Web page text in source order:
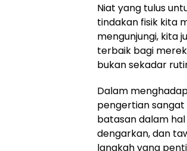
Niat yang tulus
tindakan fisik kita
mengunjungi, kita
terbaik bagi
bukan sekadar
Dalam
pengertian sangat
batasan dalam
dengarkan, dan
langkah yang